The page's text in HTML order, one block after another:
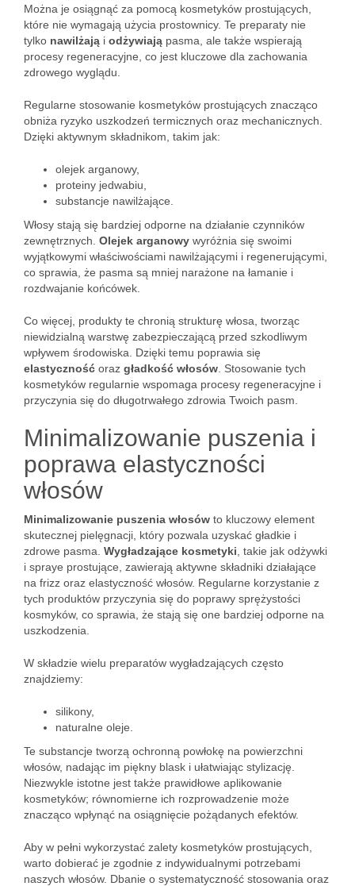
Można je osiągnąć za pomocą kosmetyków prostujących,
które nie wymagają użycia prostownicy. Te preparaty nie
tylko nawilżają i odżywiają pasma, ale także wspierają
procesy regeneracyjne, co jest kluczowe dla zachowania
zdrowego wyglądu.
Regularne stosowanie kosmetyków prostujących znacząco
obniża ryzyko uszkodzeń termicznych oraz mechanicznych.
Dzięki aktywnym składnikom, takim jak:
olejek arganowy,
proteiny jedwabiu,
substancje nawilżające.
Włosy stają się bardziej odporne na działanie czynników
zewnętrznych. Olejek arganowy wyróżnia się swoimi
wyjątkowymi właściwościami nawilżającymi i regenerującymi,
co sprawia, że pasma są mniej narażone na łamanie i
rozdwajanie końcówek.
Co więcej, produkty te chronią strukturę włosa, tworząc
niewidzialną warstwę zabezpieczającą przed szkodliwym
wpływem środowiska. Dzięki temu poprawia się
elastyczność oraz gładkość włosów . Stosowanie tych
kosmetyków regularnie wspomaga procesy regeneracyjne i
przyczynia się do długotrwałego zdrowia Twoich pasm.
Minimalizowanie puszenia i
poprawa elastyczności
włosów
Minimalizowanie puszenia włosów to kluczowy element
skutecznej pielęgnacji, który pozwala uzyskać gładkie i
zdrowe pasma. Wygładzające kosmetyki , takie jak odżywki
i spraye prostujące, zawierają aktywne składniki działające
na frizz oraz elastyczność włosów. Regularne korzystanie z
tych produktów przyczynia się do poprawy sprężystości
kosmyków, co sprawia, że stają się one bardziej odporne na
uszkodzenia.
W składzie wielu preparatów wygładzających często
znajdziemy:
silikony,
naturalne oleje.
Te substancje tworzą ochronną powłokę na powierzchni
włosów, nadając im piękny blask i ułatwiając stylizację.
Niezwykle istotne jest także prawidłowe aplikowanie
kosmetyków; równomierne ich rozprowadzenie może
znacząco wpłynąć na osiągnięcie pożądanych efektów.
Aby w pełni wykorzystać zalety kosmetyków prostujących,
warto dobierać je zgodnie z indywidualnymi potrzebami
naszych włosów. Dbanie o systematyczność stosowania oraz